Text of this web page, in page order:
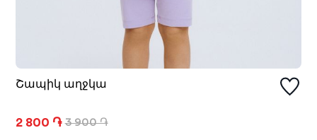
Շապիկ աղջկա
2 800 ֏ 3 900 ֏